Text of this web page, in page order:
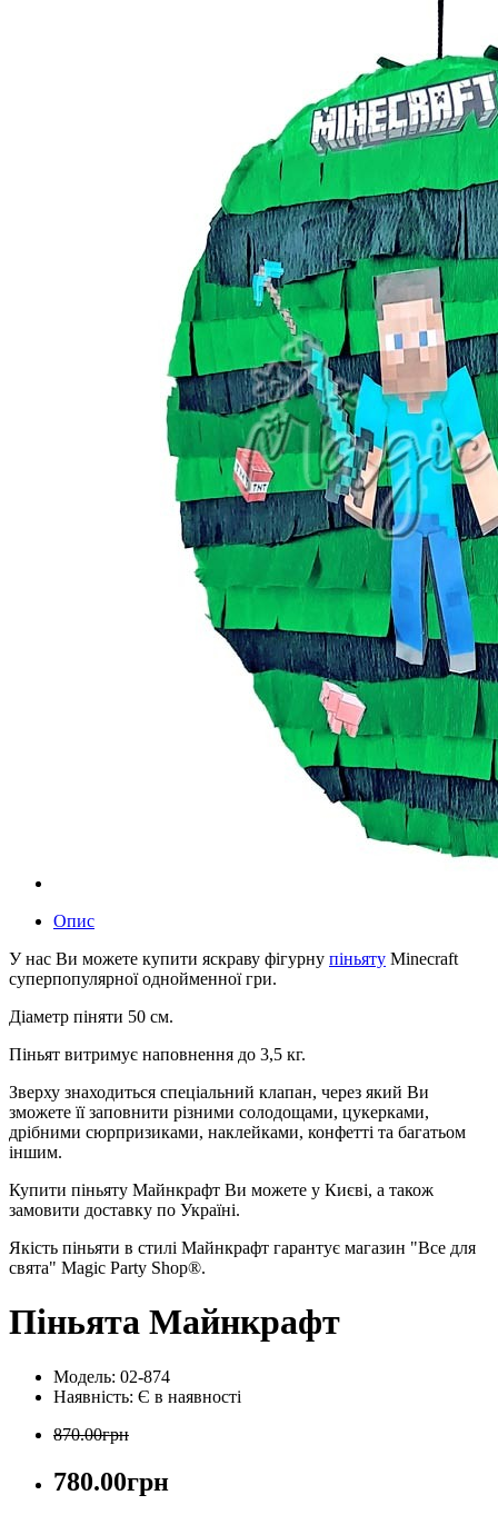
Опис
У нас Ви можете купити яскраву фігурну піньяту Minecraft
суперпопулярної однойменної гри.
Діаметр піняти 50 см.
Піньят витримує наповнення до 3,5 кг.
Зверху знаходиться спеціальний клапан, через який Ви
зможете її заповнити різними солодощами, цукерками,
дрібними сюрпризиками, наклейками, конфетті та багатьом
іншим.
Купити піньяту Майнкрафт Ви можете у Києві, а також
замовити доставку по Україні.
Якість піньяти в стилі Майнкрафт гарантує магазин "Все для
свята" Magic Party Shop®.
Піньята Майнкрафт
Модель: 02-874
Наявність: Є в наявності
870.00грн
780.00грн